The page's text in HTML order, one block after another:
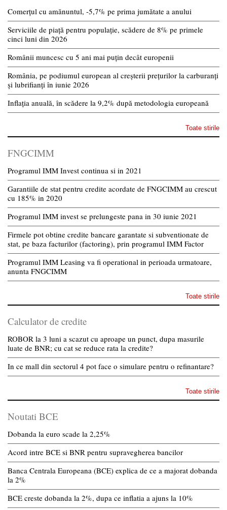
Comerțul cu amănuntul, -5,7% pe prima jumătate a anului
Serviciile de piață pentru populație, scădere de 8% pe primele
cinci luni din 2026
Românii muncesc cu 5 ani mai puțin decât europenii
România, pe podiumul european al creșterii prețurilor la carburanți
și lubrifianți în iunie 2026
Inflația anuală, în scădere la 9,2% după metodologia europeană
Toate stirile
FNGCIMM
Programul IMM Invest continua si in 2021
Garantiile de stat pentru credite acordate de FNGCIMM au crescut
cu 185% in 2020
Programul IMM invest se prelungeste pana in 30 iunie 2021
Firmele pot obtine credite bancare garantate si subventionate de
stat, pe baza facturilor (factoring), prin programul IMM Factor
Programul IMM Leasing va fi operational in perioada urmatoare,
anunta FNGCIMM
Toate stirile
Calculator de credite
ROBOR la 3 luni a scazut cu aproape un punct, dupa masurile
luate de BNR; cu cat se reduce rata la credite?
In ce mall din sectorul 4 pot face o simulare pentru o refinantare?
Toate stirile
Noutati BCE
Dobanda la euro scade la 2,25%
Acord intre BCE si BNR pentru supravegherea bancilor
Banca Centrala Europeana (BCE) explica de ce a majorat dobanda
la 2%
BCE creste dobanda la 2%, dupa ce inflatia a ajuns la 10%